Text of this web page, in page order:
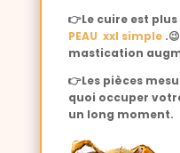
👉Le cuire est
PEAU xxl simple.😉
mastication
👉Les pièces
quoi occuper
un long moment.